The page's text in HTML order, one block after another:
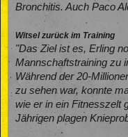
Bronchitis. Auch Paco
Witsel zurück im Training
"Das Ziel ist es, Erling
Mannschaftstraining zu
Während der 20-
zu sehen war, konnte
wie er in ein Fitnesszelt
Jährigen plagen